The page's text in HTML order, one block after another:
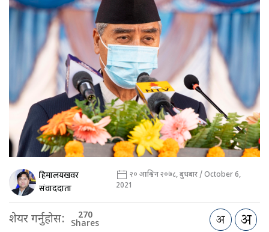
हिमालयखवर
संवाददाता
२० आश्विन २०७८, बुधबार / October 6,
2021
शेयर गर्नुहोस: 270
Shares